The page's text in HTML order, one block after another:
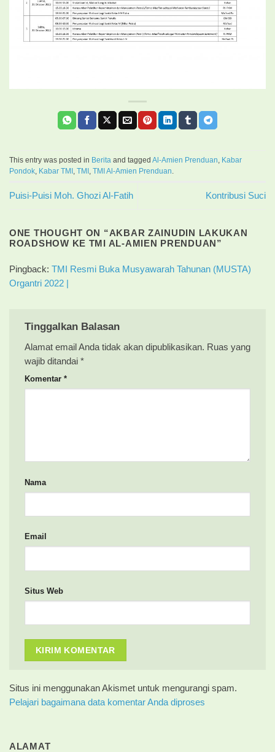
This entry was posted in Berita and tagged Al-Amien Prenduan
Kabar
Pondok Kabar TMI TMI TMI Al-Amien Prenduan
Puisi-Puisi Moh. Ghozi Al-Fatih Kontribusi Suci
ONE THOUGHT ON “AKBAR ZAINUDIN LAKUKAN
ROADSHOW KE TMI AL-AMIEN PRENDUAN ”
Pingback: TMI Resmi Buka Musyawarah Tahunan (MUSTA)
Organtri 2022 |
Tinggalkan Balasan
Alamat email Anda tidak akan dipublikasikan. Ruas yang
wajib ditandai *
Komentar *
Nama
Email
Situs Web
Situs ini menggunakan Akismet untuk mengurangi spam.
Pelajari bagaimana data komentar Anda diproses
ALAMAT